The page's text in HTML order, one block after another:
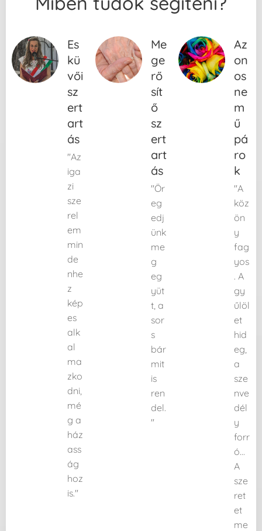
Es
kü
vői
sz
ert
art
ás
"Az
iga
zi
sze
rel
em
min
de
nhe
z
kép
es
alk
al
ma
zko
dni,
mé
g a
ház
ass
ág
hoz
is."
Me
ge
rő
sít
ő
sz
ert
art
ás
"Ör
eg
edj
ünk
me
g
eg
yüt
t, a
sor
s
bár
mit
is
ren
del.
"
Az
on
os
ne
m
ű
pá
ro
k
"A
köz
ön
y
fag
yos
. A
gy
űlöl
et
hid
eg,
a
sze
nve
dél
y
forr
ó...
A
sze
ret
et
me